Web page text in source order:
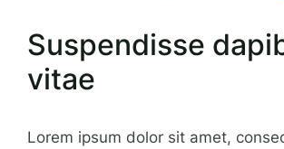
Suspendisse
vitae
Lorem ipsum dolor sit amet,